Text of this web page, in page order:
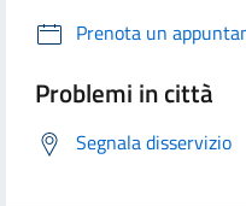
Prenota un
Problemi in città
Segnala disservizio